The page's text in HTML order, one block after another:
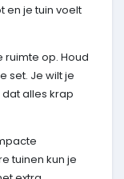
en je tuin voelt
op. Houd
set. Je wilt je
alles krap
tuinen kun je